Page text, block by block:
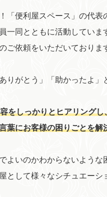
「便利屋スペース」の代
一同とともに活動してい
ご依頼をいただいておりま
りがとう」「助かったよ
をしっかりとヒアリング
葉にお客様の困りごとを解
でよいのかわからないよう
として様々なシチュエー